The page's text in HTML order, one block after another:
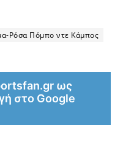
Ρόσα Πόμπο ντε Κάμπος
ως
στο Google